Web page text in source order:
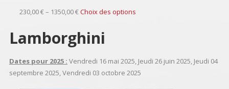
230,00 € – 1350,00 €Choix des options
Lamborghini
Dates pour 2025 : Vendredi 16 mai 2025, Jeudi 26 juin 2025, Jeudi 04
septembre 2025, Vendredi 03 octobre 2025